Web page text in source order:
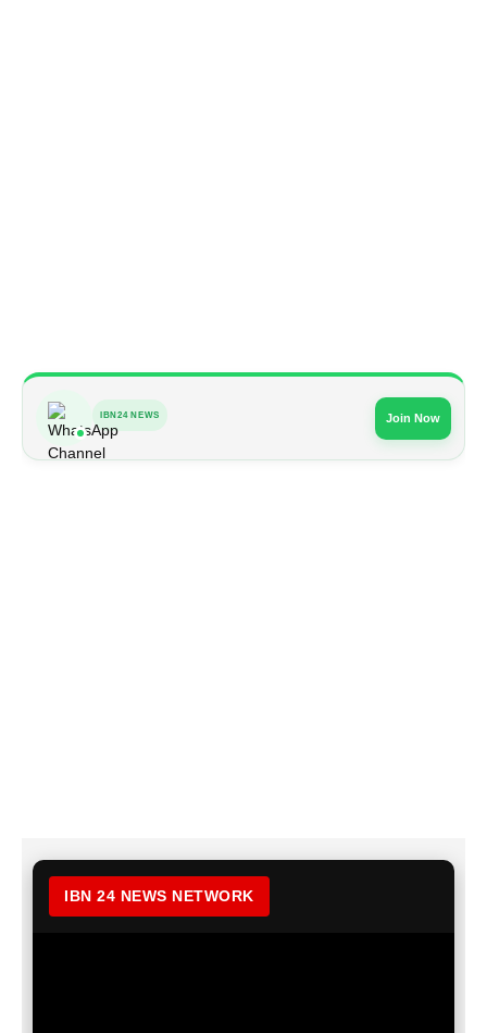
IBN24 NEWS Join Now
IBN 24 NEWS NETWORK